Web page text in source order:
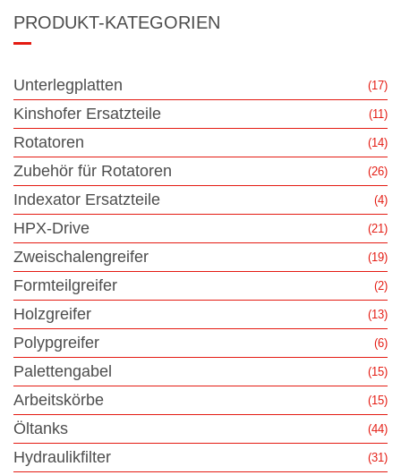
PRODUKT-KATEGORIEN
Unterlegplatten (17)
Kinshofer Ersatzteile (11)
Rotatoren (14)
Zubehör für Rotatoren (26)
Indexator Ersatzteile (4)
HPX-Drive (21)
Zweischalengreifer (19)
Formteilgreifer (2)
Holzgreifer (13)
Polypgreifer (6)
Palettengabel (15)
Arbeitskörbe (15)
Öltanks (44)
Hydraulikfilter (31)